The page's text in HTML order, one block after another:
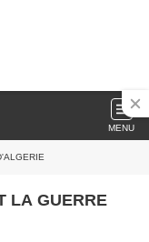
MENU
LA GUERRE